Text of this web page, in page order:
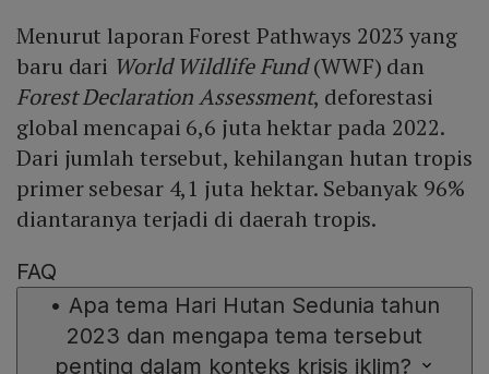
Menurut laporan Forest Pathways 2023 yang
baru dari World Wildlife Fund(WWF) dan
Forest Declaration Assessment, deforestasi
global mencapai 6,6 juta hektar pada 2022.
Dari jumlah tersebut, kehilangan hutan tropis
primer sebesar 4,1 juta hektar. Sebanyak 96%
diantaranya terjadi di daerah tropis.
FAQ
• Apa tema Hari Hutan Sedunia tahun
2023 dan mengapa tema tersebut
penting dalam konteks krisis iklim?